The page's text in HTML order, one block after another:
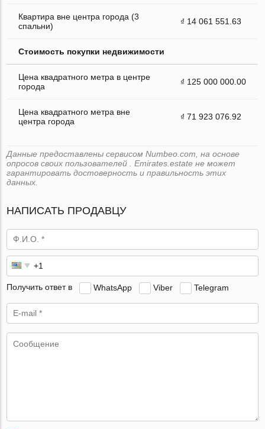
Квартира вне центра города (3
спальни)
₫ 14 061 551.63
Стоимость покупки недвижимости
Цена квадратного метра в центре
города
₫ 125 000 000.00
Цена квадратного метра вне
центра города
₫ 71 923 076.92
Данные предоставлены сервисом Numbeo.com, на основе
опросов своих пользователей . Emirates.estate не может
гарантировать достоверность и правильность этих
данных.
НАПИСАТЬ ПРОДАВЦУ
Получить ответ в WhatsApp Viber Telegram